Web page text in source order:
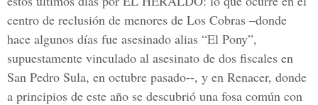
centro de reclusión de menores de Los Cobras –donde
hace algunos días fue asesinado alias “El Pony”,
supuestamente vinculado al asesinato de dos fiscales en
San Pedro Sula, en octubre pasado--, y en Renacer, donde
a principios de este año se descubrió una fosa común con